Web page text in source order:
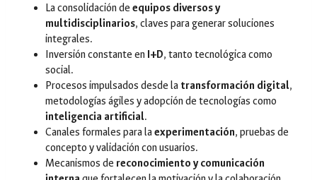
La consolidación de equipos diversos y
multidisciplinarios, claves para generar soluciones
integrales.
Inversión constante en I+D, tanto tecnológica como
social.
Procesos impulsados desde la transformación digital,
metodologías ágiles y adopción de tecnologías como
inteligencia artificial.
Canales formales para la experimentación, pruebas de
concepto y validación con usuarios.
Mecanismos de reconocimiento y comunicación